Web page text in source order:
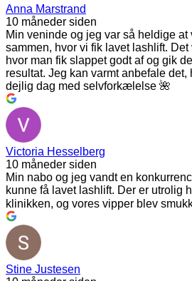
Anna Marstrand
10 måneder siden
Min veninde og jeg var så heldige
sammen, hvor vi fik lavet lashlift.
hvor man fik slappet godt af og gik
resultat. Jeg kan varmt anbefale det,
dejlig dag med selvforkælelse 🌺
Victoria Hesselberg
10 måneder siden
Min nabo og jeg vandt en
kunne få lavet lashlift. Der er utrolig
klinikken, og vores vipper blev
Stine Justesen